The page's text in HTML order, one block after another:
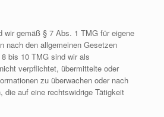
wir gemäß § 7 Abs. 1 TMG für eigene
nach den allgemeinen Gesetzen
bis 10 TMG sind wir als
verpflichtet, übermittelte oder
zu überwachen oder nach
die auf eine rechtswidrige Tätigkeit